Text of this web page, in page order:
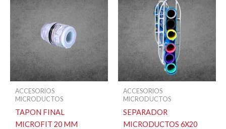
ACCESORIOS
MICRODUCTOS
TAPON FINAL
MICROFIT 20 MM
ACCESORIOS
MICRODUCTOS
SEPARADOR
MICRODUCTOS 6X20